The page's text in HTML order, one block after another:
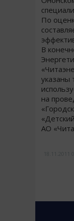
По
В
указаны
на
АО